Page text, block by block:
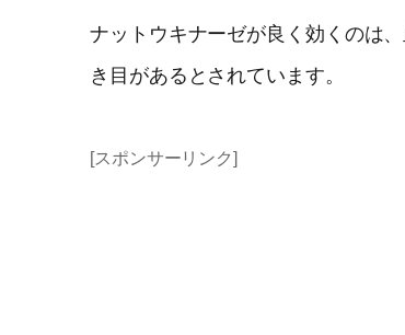
ナットウキナーゼが良く効くのは
き目があるとされています。
[スポンサーリンク]